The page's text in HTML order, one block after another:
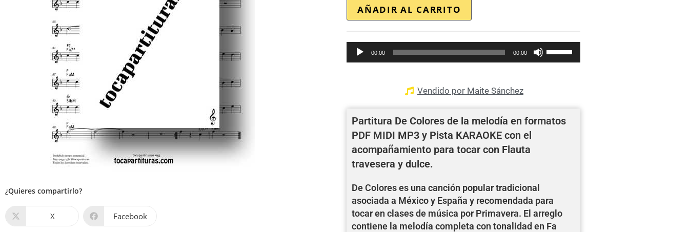
¿Quieres compartirlo?
X Facebook
AÑADIR AL CARRITO
Reproductor
de
00:00 00:00
para
Vendido por Maite Sánchez
Partitura De Colores de la melodía en formatos
PDF MIDI MP3 y Pista KARAOKE con el
acompañamiento para tocar con Flauta
travesera y dulce.
De Colores es una canción popular tradicional
asociada a México y España y recomendada para
tocar en clases de música por Primavera. El arreglo
contiene la melodía completa con tonalidad en Fa